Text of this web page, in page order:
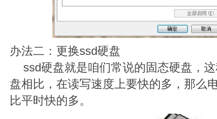
办法二：更换ssd硬盘
ssd硬盘就是咱们常说的固态硬盘，
盘相比，在读写速度上要快的多，那么
比平时快的多。